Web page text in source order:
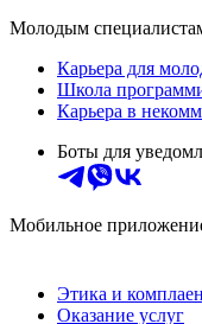
Молодым
Карьера для
Школа
Карьера в
Боты для
Мобильное
Этика и
Оказание услуг